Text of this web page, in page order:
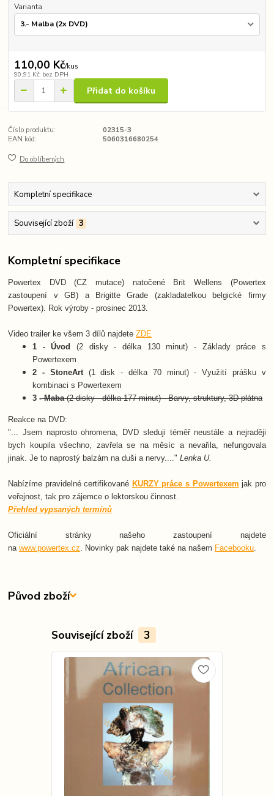
Varianta
110,00 Kč/kus
90,91 Kč bez DPH
Přidat do košíku
Číslo produktu:
02315-3
EAN kód:
5060316680254
Do oblíbených
Kompletní specifikace
Související zboží 3
Kompletní specifikace
Powertex DVD (CZ mutace) natočené Brit Wellens (Powertex
zastoupení v GB) a Brigitte Grade (zakladatelkou belgické firmy
Powertex). Rok výroby - prosinec 2013.
Video trailer ke všem 3 dílů najdeteZDE
1 - Úvod (2 disky - délka 130 minut) - Základy práce s
Powertexem
2 - StoneArt(1 disk - délka 70 minut) - Využití prášku v
kombinaci s Powertexem
3 -Maba(2 disky - délka 177 minut) - Barvy, struktury, 3D plátna
Reakce na DVD:
"... Jsem naprosto ohromena, DVD sleduji téměř neustále a nejraději
bych koupila všechno, zavřela se na měsíc a nevařila, nefungovala
jinak. Je to naprostý balzám na duši a nervy...."Lenka U.
Nabízíme pravidelné certifikované KURZY práce s Powertexem jak pro
veřejnost, tak pro zájemce o lektorskou činnost.
Přehled vypsaných termínů
Oficiální stránky našeho zastoupení najdete
nawww.powertex.cz . Novinky pak najdete také na našem Facebooku
Původ zboží
Související zboží 3